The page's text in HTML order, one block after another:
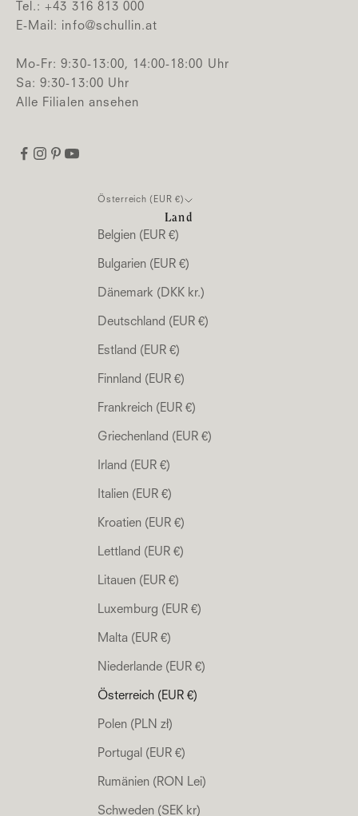
Tel.: +43 316 813 000
E-Mail: info@schullin.at
Mo-Fr: 9:30-13:00, 14:00-18:00 Uhr
Sa: 9:30-13:00 Uhr
Alle Filialen ansehen
Österreich (EUR €)
Land
Belgien (EUR €)
Bulgarien (EUR €)
Dänemark (DKK kr.)
Deutschland (EUR €)
Estland (EUR €)
Finnland (EUR €)
Frankreich (EUR €)
Griechenland (EUR €)
Irland (EUR €)
Italien (EUR €)
Kroatien (EUR €)
Lettland (EUR €)
Litauen (EUR €)
Luxemburg (EUR €)
Malta (EUR €)
Niederlande (EUR €)
Österreich (EUR €)
Polen (PLN zł)
Portugal (EUR €)
Rumänien (RON Lei)
Schweden (SEK kr)